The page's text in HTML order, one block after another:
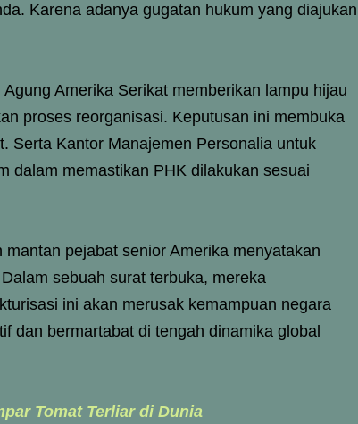
Karena adanya gugatan hukum yang diajukan
Amerika Serikat memberikan lampu hijau
proses reorganisasi. Keputusan ini membuka
Serta Kantor Manajemen Personalia untuk
dalam memastikan PHK dilakukan sesuai
pejabat senior Amerika menyatakan
sebuah surat terbuka, mereka
ini akan merusak kemampuan negara
dan bermartabat di tengah dinamika global
Tomat Terliar di Dunia